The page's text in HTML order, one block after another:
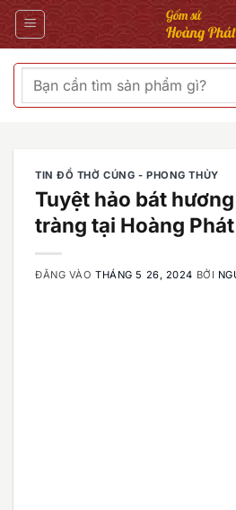
Bỏ
qua
Tìm
kiếm:
TIN ĐỒ THỜ CÚNG - PHONG THỦY
Tuyệt hảo bát
tràng tại Hoàng Phát
ĐĂNG VÀOTHÁNG 5 26, 2024 BỞI